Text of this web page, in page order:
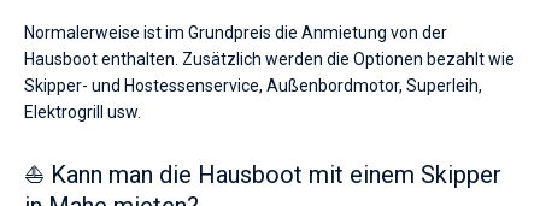
Normalerweise ist im Grundpreis die Anmietung von der
Hausboot enthalten. Zusätzlich werden die Optionen bezahlt wie
Skipper- und Hostessenservice, Außenbordmotor, Superleih,
Elektrogrill usw.
⛵ Kann man die Hausboot mit einem Skipper